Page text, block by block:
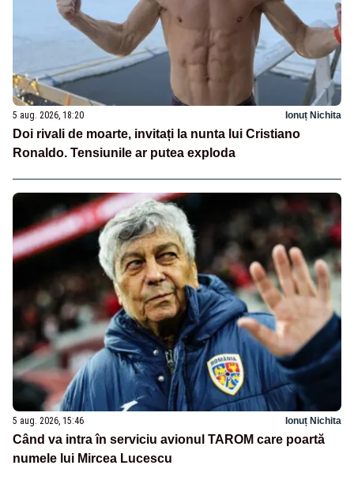
5 aug. 2026, 18:20 Ionuț Nichita
Doi rivali de moarte, invitați la nunta lui Cristiano
Ronaldo. Tensiunile ar putea exploda
5 aug. 2026, 15:46 Ionuț Nichita
Când va intra în serviciu avionul TAROM care poartă
numele lui Mircea Lucescu